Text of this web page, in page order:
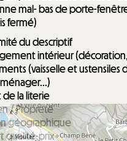
mal- bas de porte-
fermé)
du descriptif
intérieur
(vaisselle et ustensiles
de la literie
/ Propreté
géographique
qualité-prix